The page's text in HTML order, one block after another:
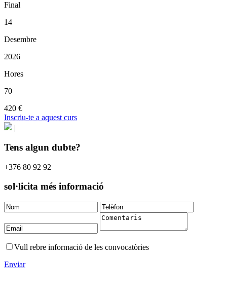
Final
14
Desembre
2026
Hores
70
420 €
Inscriu-te a aquest curs
|
Tens algun dubte?
+376 80 92 92
sol·licita més informació
Vull rebre informació de les convocatòries
Enviar